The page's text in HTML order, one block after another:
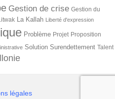
Gestion de crise Gestion du
La Kallah Liberté d'expression
Problème Projet Proposition
Solution Surendettement Talent
légales